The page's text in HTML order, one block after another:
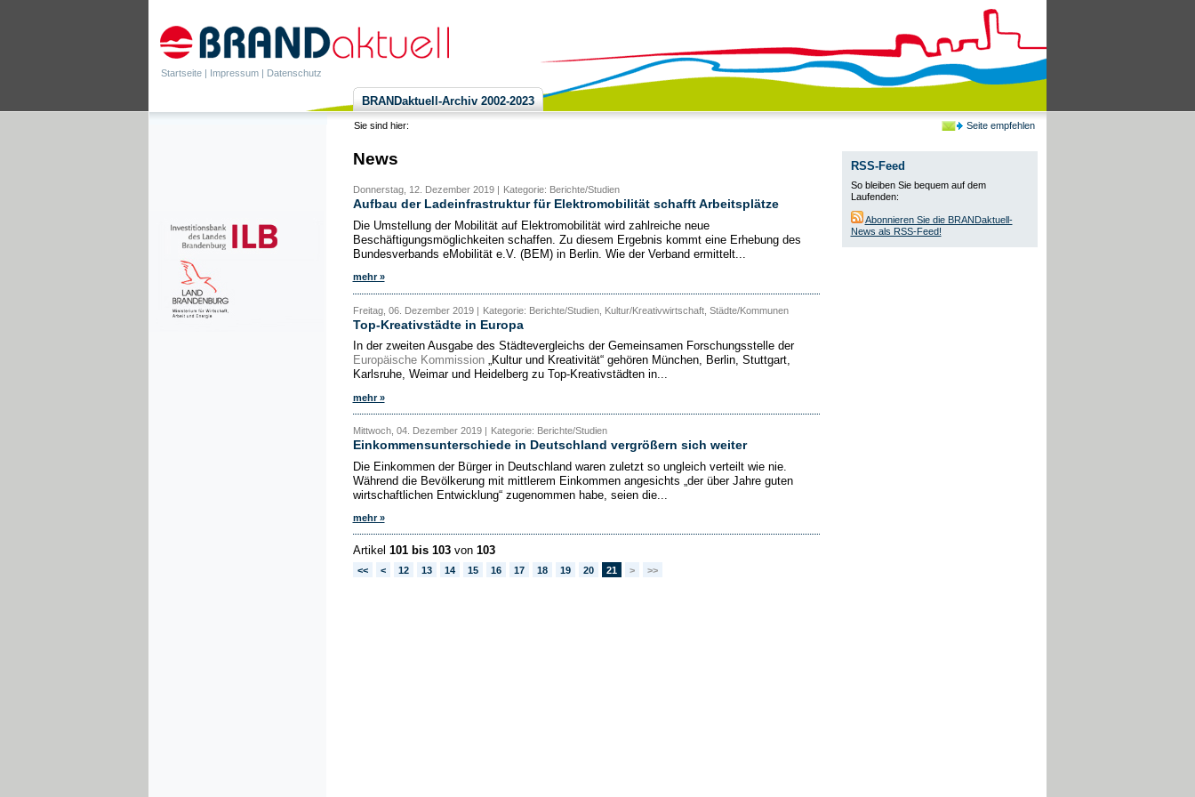
Startseite | Impressum | Datenschutz
Seite empfehlen
BRANDaktuell-Archiv 2002-2023
Sie sind hier:
News
Donnerstag, 12. Dezember 2019 | Kategorie: Berichte/Studien
Aufbau der Ladeinfrastruktur für Elektromobilität schafft Arbeitsplätze
Die Umstellung der Mobilität auf Elektromobilität wird zahlreiche neue
Beschäftigungsmöglichkeiten schaffen. Zu diesem Ergebnis kommt eine Erhebung des
Bundesverbands eMobilität e.V. (BEM) in Berlin. Wie der Verband ermittelt...
mehr »
Freitag, 06. Dezember 2019 | Kategorie: Berichte/Studien, Kultur/Kreativwirtschaft, Städte/Kommunen
Top-Kreativstädte in Europa
In der zweiten Ausgabe des Städtevergleichs der Gemeinsamen Forschungsstelle der
Europäische Kommission„Kultur und Kreativität“ gehören München, Berlin, Stuttgart,
Karlsruhe, Weimar und Heidelberg zu Top-Kreativstädten in...
mehr »
Mittwoch, 04. Dezember 2019 | Kategorie: Berichte/Studien
Einkommensunterschiede in Deutschland vergrößern sich weiter
Die Einkommen der Bürger in Deutschland waren zuletzt so ungleich verteilt wie nie.
Während die Bevölkerung mit mittlerem Einkommen angesichts „der über Jahre guten
wirtschaftlichen Entwicklung“ zugenommen habe, seien die...
mehr »
Artikel 101 bis 103von 103
<< < 12 13 14 15 16 17 18 19 20 21 > >>
RSS-Feed
So bleiben Sie bequem auf dem
Laufenden:
Abonnieren Sie die BRANDaktuell-
News als RSS-Feed!